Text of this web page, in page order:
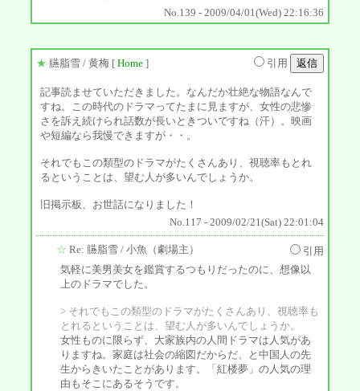
No.139 - 2009/04/01(Wed) 22:16:36
★ 臙脂雪 / 黄梅 [ Home ] 引用
記事読ませていただきました。なんだか壮絶な物語なんで
すね。この時代のドラマってたまに見ますが、女性の悲惨
さを訴え続けられ話数が長いときついですね（汗）。映画
や短編なら我慢できますが・・。
それでもこの類型のドラマがたくさんあり、視聴率もとれ
るということは、望む人が多いんでしょうか。
旧掲示板、お世話になりました！
No.117 - 2009/02/21(Sat) 22:01:04
☆ Re: 臙脂雪 / 小魚（劇場主）
引用
気軽に美男美女を鑑賞するつもりだったのに、想像以
上のドラマでした。
> それでもこの類型のドラマがたくさんあり、視聴率も
とれるということは、望む人が多いんでしょうか。
女性ものに限らず、大家族内の人間ドラマは人気があ
りますね。家庭は社会の縮図だからだ、と中国人の先
生からきいたことがあります。「紅楼夢」の人気の理
由もそこにあるそうです。